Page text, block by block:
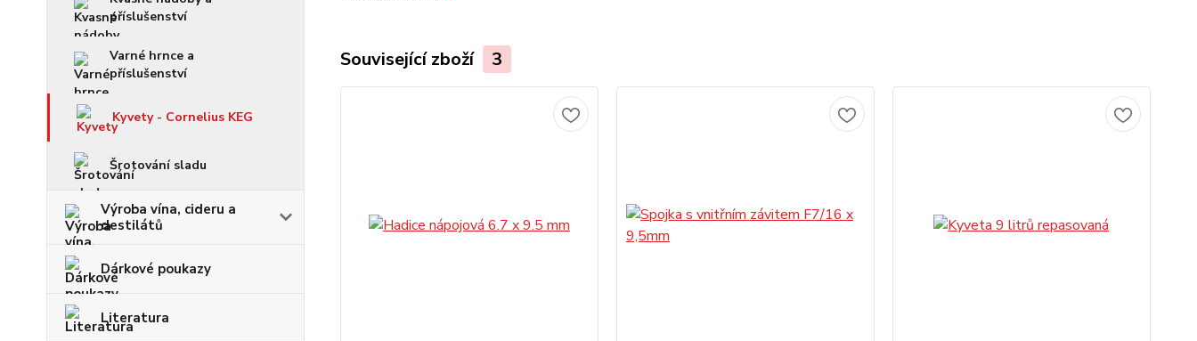
příslušenství
Varné hrnce a
příslušenství
Kyvety - Cornelius KEG
Šrotování sladu
Výroba vína, cideru a
destilátů
Dárkové poukazy
Literatura
Související zboží 3